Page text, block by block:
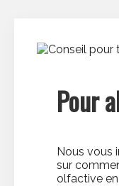
Pour
Nous vous
sur
olfactive